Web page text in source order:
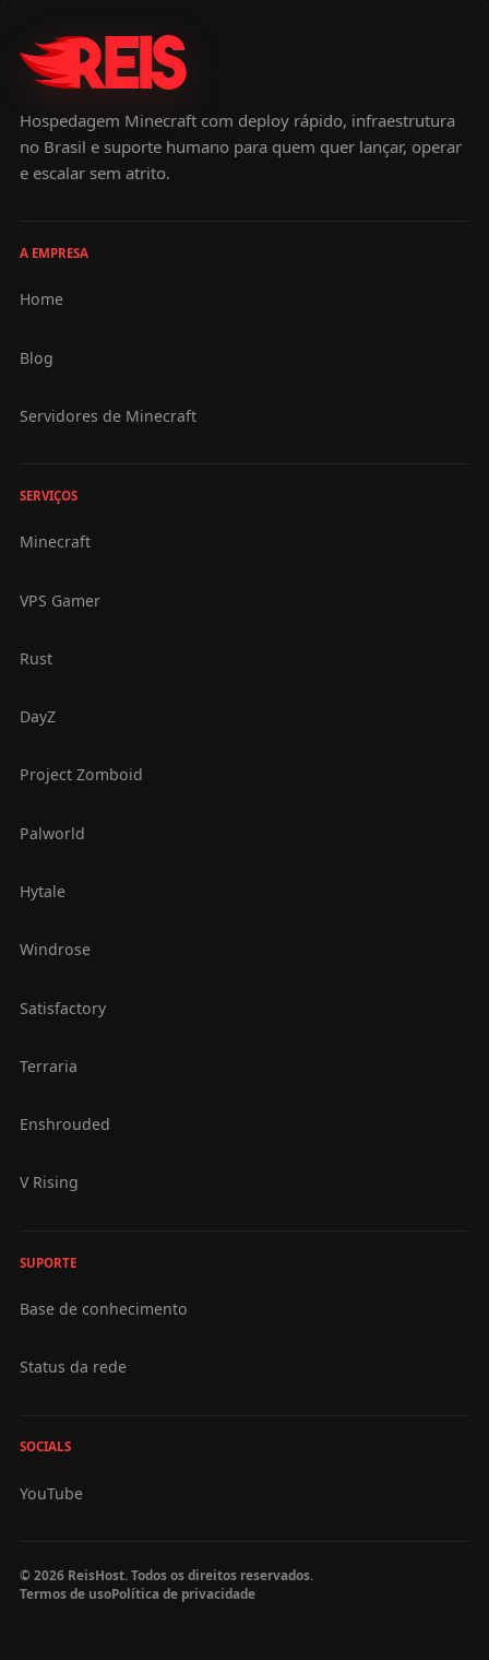
Hospedagem Minecraft com deploy rápido, infraestrutura
no Brasil e suporte humano para quem quer lançar, operar
e escalar sem atrito.
A EMPRESA
Home
Blog
Servidores de Minecraft
SERVIÇOS
Minecraft
VPS Gamer
Rust
DayZ
Project Zomboid
Palworld
Hytale
Windrose
Satisfactory
Terraria
Enshrouded
V Rising
SUPORTE
Base de conhecimento
Status da rede
SOCIALS
YouTube
© 2026 ReisHost. Todos os direitos reservados.
Termos de usoPolítica de privacidade